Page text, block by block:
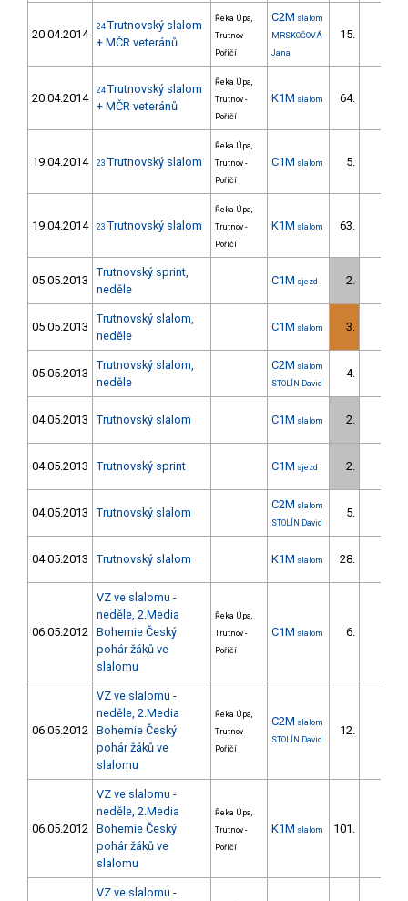
20.04.2014
24 Trutnovský slalom
+ MČR veteránů
Řeka Úpa,
Trutnov -
Poříčí
C2M slalom
MRSKOČOVÁ
Jana
15.
20.04.2014
24 Trutnovský slalom
+ MČR veteránů
Řeka Úpa,
Trutnov -
Poříčí
K1M slalom 64.
19.04.2014 23 Trutnovský slalom
Řeka Úpa,
Trutnov -
Poříčí
C1M slalom 5.
19.04.2014 23 Trutnovský slalom
Řeka Úpa,
Trutnov -
Poříčí
K1M slalom 63.
05.05.2013
Trutnovský sprint,
neděle
C1M sjezd 2.
05.05.2013
Trutnovský slalom,
neděle
C1M slalom 3.
05.05.2013
Trutnovský slalom,
neděle
C2M slalom
STOLÍN David
4.
04.05.2013 Trutnovský slalom C1M slalom 2.
04.05.2013 Trutnovský sprint C1M sjezd 2.
04.05.2013 Trutnovský slalom
C2M slalom
STOLÍN David
5.
04.05.2013 Trutnovský slalom K1M slalom 28.
06.05.2012
VZ ve slalomu -
neděle, 2.Media
Bohemie Český
pohár žáků ve
slalomu
Řeka Úpa,
Trutnov -
Poříčí
C1M slalom 6.
06.05.2012
VZ ve slalomu -
neděle, 2.Media
Bohemie Český
pohár žáků ve
slalomu
Řeka Úpa,
Trutnov -
Poříčí
C2M slalom
STOLÍN David
12.
06.05.2012
VZ ve slalomu -
neděle, 2.Media
Bohemie Český
pohár žáků ve
slalomu
Řeka Úpa,
Trutnov -
Poříčí
K1M slalom 101.
VZ ve slalomu -